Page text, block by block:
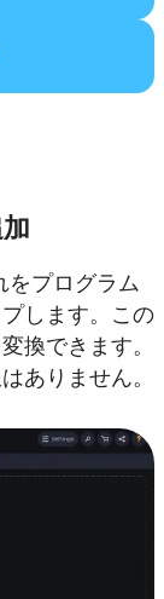
をプログラム
します。この
換できます。
ありません。